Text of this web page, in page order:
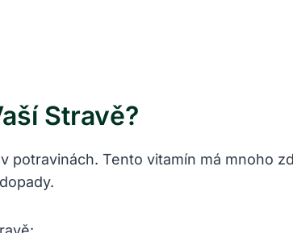
Stravě?
potravinách. Tento vitamín má mnoho